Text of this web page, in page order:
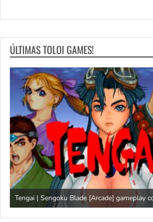
ÚLTIMAS TOLOI GAMES!
Tengai | Sengoku Blade [Arcade] gameplay